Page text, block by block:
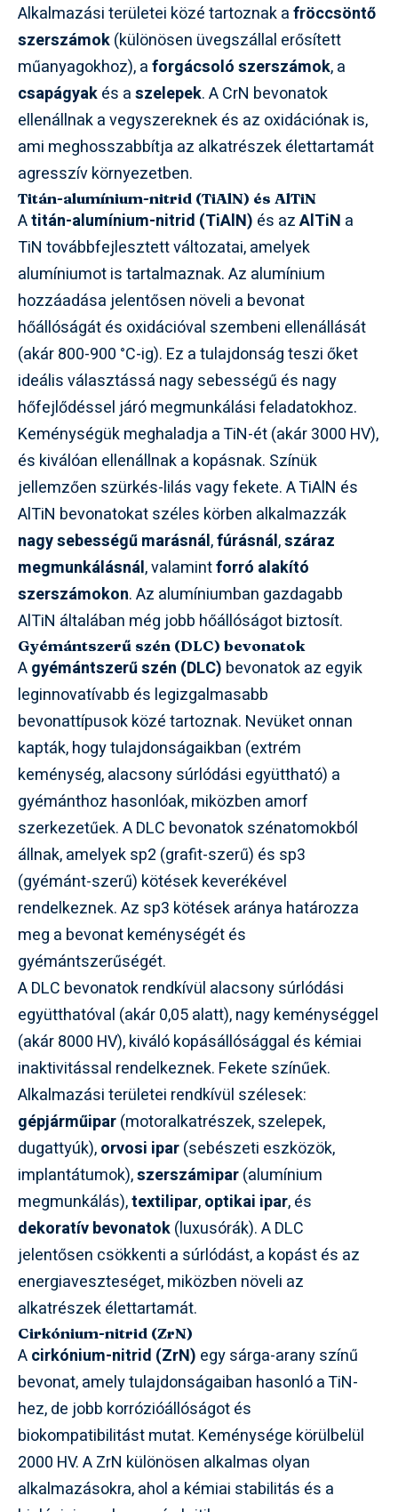
Alkalmazási területei közé tartoznak afröccsöntő
szerszámok(különösen üvegszállal erősített
műanyagokhoz), aforgácsoló szerszámok, a
csapágyakés aszelepek. A CrN bevonatok
ellenállnak a vegyszereknek és az oxidációnak is,
ami meghosszabbítja az alkatrészek élettartamát
agresszív környezetben.
Titán-alumínium-nitrid (TiAlN) és AlTiN
Atitán-alumínium-nitrid (TiAlN) és azAlTiN a
TiN továbbfejlesztett változatai, amelyek
alumíniumot is tartalmaznak. Az alumínium
hozzáadása jelentősen növeli a bevonat
hőállóságát és oxidációval szembeni ellenállását
(akár 800-900 °C-ig). Ez a tulajdonság teszi őket
ideális választássá nagy sebességű és nagy
hőfejlődéssel járó megmunkálási feladatokhoz.
Keménységük meghaladja a TiN-ét (akár 3000 HV),
és kiválóan ellenállnak a kopásnak. Színük
jellemzően szürkés-lilás vagy fekete. A TiAlN és
AlTiN bevonatokat széles körben alkalmazzák
nagy sebességű marásnál,fúrásnál,száraz
megmunkálásnál, valamintforró alakító
szerszámokon. Az alumíniumban gazdagabb
AlTiN általában még jobb hőállóságot biztosít.
Gyémántszerű szén (DLC) bevonatok
Agyémántszerű szén (DLC) bevonatok az egyik
leginnovatívabb és legizgalmasabb
bevonattípusok közé tartoznak. Nevüket onnan
kapták, hogy tulajdonságaikban (extrém
keménység, alacsony súrlódási együttható) a
gyémánthoz hasonlóak, miközben amorf
szerkezetűek. A DLC bevonatok szénatomokból
állnak, amelyek sp2 (grafit-szerű) és sp3
(gyémánt-szerű) kötések keverékével
rendelkeznek. Az sp3 kötések aránya határozza
meg a bevonat keménységét és
gyémántszerűségét.
A DLC bevonatok rendkívül alacsony súrlódási
együtthatóval (akár 0,05 alatt), nagy keménységgel
(akár 8000 HV), kiváló kopásállósággal és kémiai
inaktivitással rendelkeznek. Fekete színűek.
Alkalmazási területei rendkívül szélesek:
gépjárműipar(motoralkatrészek, szelepek,
dugattyúk),orvosi ipar(sebészeti eszközök,
implantátumok),szerszámipar(alumínium
megmunkálás),textilipar,optikai ipar, és
dekoratív bevonatok(luxusórák). A DLC
jelentősen csökkenti a súrlódást, a kopást és az
energiaveszteséget, miközben növeli az
alkatrészek élettartamát.
Cirkónium-nitrid (ZrN)
Acirkónium-nitrid (ZrN) egy sárga-arany színű
bevonat, amely tulajdonságaiban hasonló a TiN-
hez, de jobb korrózióállóságot és
biokompatibilitást mutat. Keménysége körülbelül
2000 HV. A ZrN különösen alkalmas olyan
alkalmazásokra, ahol a kémiai stabilitás és a